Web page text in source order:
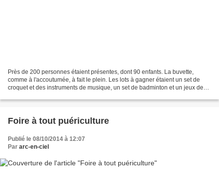
Près de 200 personnes étaient présentes, dont 90 enfants. La buvette,
comme à l'accoutumée, à fait le plein. Les lots à gagner étaient un set de
croquet et des instruments de musique, un set de badminton et un jeux de
Foire à tout puériculture
Publié le 08/10/2014 à 12:07
Par arc-en-ciel